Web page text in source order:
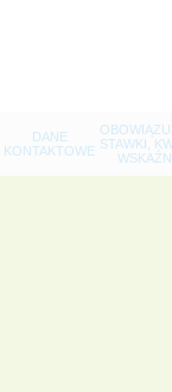
DANE
KONTAKTOWE STAWKI,